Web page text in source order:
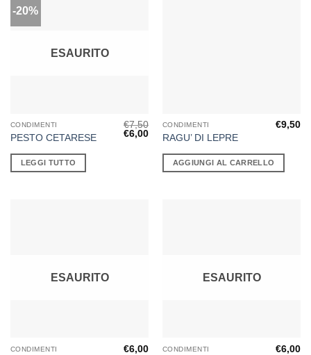
-20%
ESAURITO
CONDIMENTI
PESTO CETARESE
€7,50
Il
€6,00Il
prezzo
attuale
€6,00.
LEGGI TUTTO
CONDIMENTI
RAGU’ DI LEPRE
€9,50
AGGIUNGI AL CARRELLO
ESAURITO
CONDIMENTI €6,00
ESAURITO
CONDIMENTI €6,00